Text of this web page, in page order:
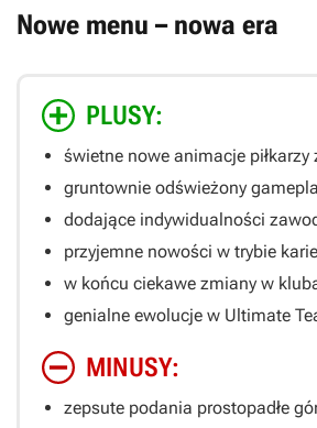
Nowe menu – nowa era
PLUSY:
świetne nowe animacje piłkarzy
gruntownie odświeżony
dodające indywidualności
przyjemne nowości w trybie
w końcu ciekawe zmiany w
genialne ewolucje w Ultimate
MINUSY:
zepsute podania prostopadłe